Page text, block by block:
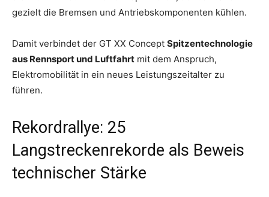
gezielt die Bremsen und Antriebskomponenten kühlen.
Damit verbindet der GT XX Concept Spitzentechnologie
aus Rennsport und Luftfahrt mit dem Anspruch,
Elektromobilität in ein neues Leistungszeitalter zu
führen.
Rekordrallye: 25
Langstreckenrekorde als Beweis
technischer Stärke